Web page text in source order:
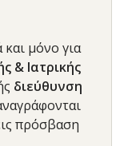
μόνο για
& Ιατρικής
διεύθυνση
πρόσβαση